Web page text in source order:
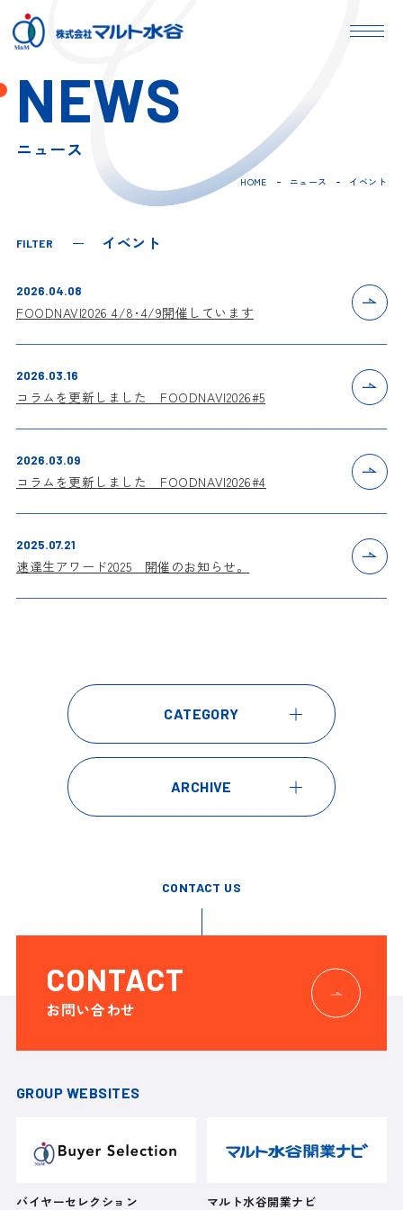
NEWS
ニュース
HOME ニュース イベント
FILTER イベント
2026.04.08
FOODNAVI2026 4/8･4/9開催しています
2026.03.16
コラムを更新しました FOODNAVI2026#5
2026.03.09
コラムを更新しました FOODNAVI2026#4
2025.07.21
速達生アワード2025 開催のお知らせ。
CATEGORY
ARCHIVE
CONTACT US
CONTACT
お問い合わせ
GROUP WEBSITES
バイヤーセレクション マルト水谷開業ナビ